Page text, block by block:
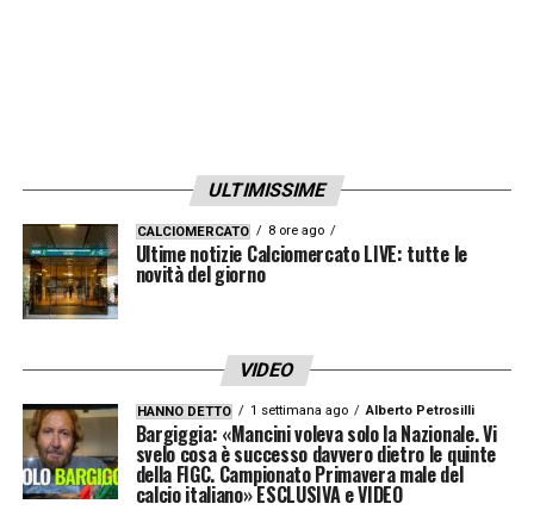
LA PLAYLIST DELLE NOSTRE TOP NEWS
ULTIMISSIME
CALCIOMERCATO 8 ore ago
Ultime notizie Calciomercato LIVE: tutte le
novità del giorno
VIDEO
HANNO DETTO 1 settimana ago Alberto Petrosilli
Bargiggia: «Mancini voleva solo la Nazionale. Vi
svelo cosa è successo davvero dietro le quinte
della FIGC. Campionato Primavera male del
calcio italiano» ESCLUSIVA e VIDEO